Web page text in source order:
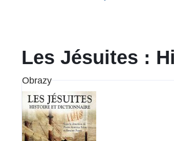
Les Jésuites :
Obrazy